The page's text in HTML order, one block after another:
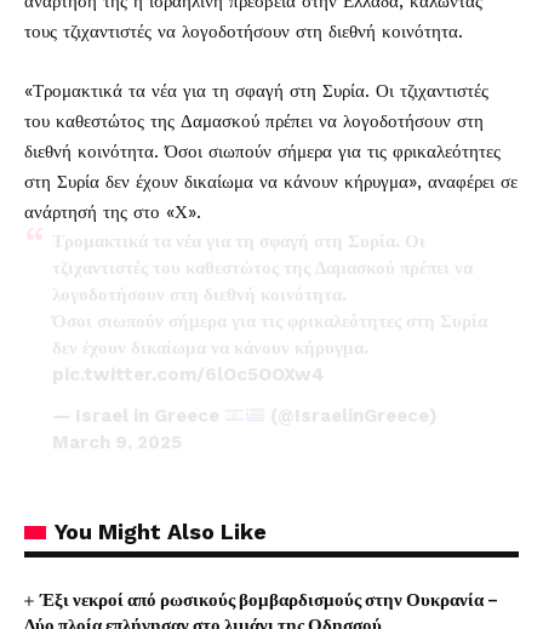
τους τζιχαντιστές να λογοδοτήσουν στη διεθνή κοινότητα.
«Τρομακτικά τα νέα για τη σφαγή στη Συρία. Οι τζιχαντιστές
του καθεστώτος της Δαμασκού πρέπει να λογοδοτήσουν στη
διεθνή κοινότητα. Όσοι σιωπούν σήμερα για τις φρικαλεότητες
στη Συρία δεν έχουν δικαίωμα να κάνουν κήρυγμα», αναφέρει σε
ανάρτησή της στο «Χ».
Τρομακτικά τα νέα για τη σφαγή στη Συρία. Οι
τζιχαντιστές του καθεστώτος της Δαμασκού πρέπει να
λογοδοτήσουν στη διεθνή κοινότητα.
Όσοι σιωπούν σήμερα για τις φρικαλεότητες στη Συρία
δεν έχουν δικαίωμα να κάνουν κήρυγμα.
pic.twitter.com/6lOc5OOXw4
— Israel in Greece
(@IsraelinGreece)
March 9, 2025
You Might Also Like
Έξι νεκροί από ρωσικούς βομβαρδισμούς στην Ουκρανία –